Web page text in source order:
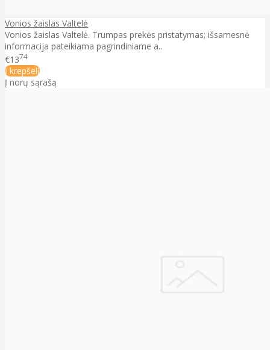
Vonios žaislas Valtelė
Vonios žaislas Valtelė. Trumpas prekės pristatymas; išsamesnė
informacija pateikiama pagrindiniame a..
€1374
Į krepšelį
Į norų sąrašą